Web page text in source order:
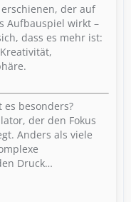
der auf
Aufbauspiel wirkt –
dass es mehr ist:
besonders?
der den Fokus
Anders als viele
Druck…